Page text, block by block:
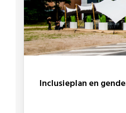
Inclusieplan en